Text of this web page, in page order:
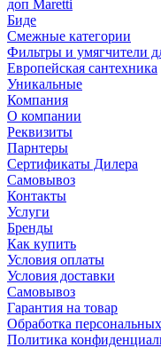
доп Maretti
Биде
Смежные категории
Фильтры и умягчители
Европейская сантехника
Уникальные
Компания
О компании
Реквизиты
Парнтеры
Сертификаты Дилера
Самовывоз
Контакты
Услуги
Бренды
Как купить
Условия оплаты
Условия доставки
Самовывоз
Гарантия на товар
Обработка
Политика